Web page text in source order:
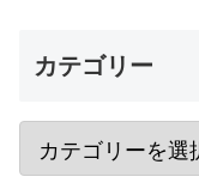
カテゴリー